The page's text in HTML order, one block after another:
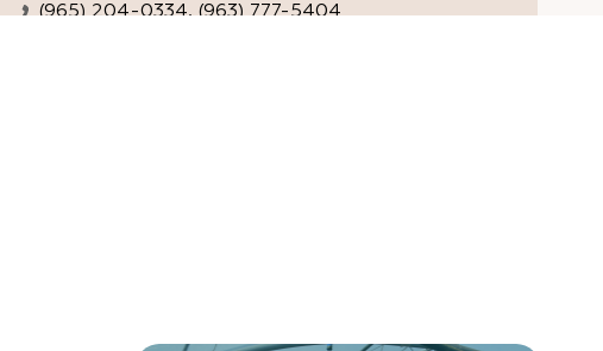
(965) 204-0334, (963) 777-5404